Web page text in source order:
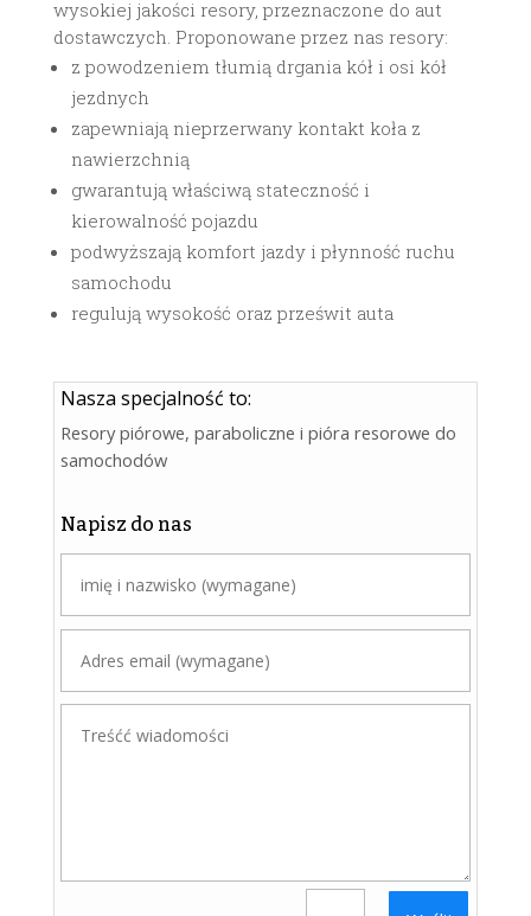
wysokiej jakości resory, przeznaczone do aut
dostawczych. Proponowane przez nas resory:
z powodzeniem tłumią drgania kół i osi kół
jezdnych
zapewniają nieprzerwany kontakt koła z
nawierzchnią
gwarantują właściwą stateczność i
kierowalność pojazdu
podwyższają komfort jazdy i płynność ruchu
samochodu
regulują wysokość oraz prześwit auta
Nasza specjalność to:
Resory piórowe, paraboliczne i pióra resorowe do
samochodów
Napisz do nas